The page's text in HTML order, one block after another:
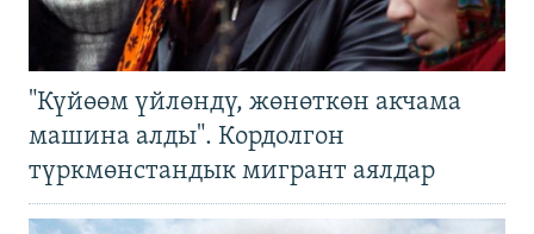
"Күйөөм үйлөндү, жөнөткөн акчама
машина алды". Кордолгон
түркмөнстандык мигрант аялдар